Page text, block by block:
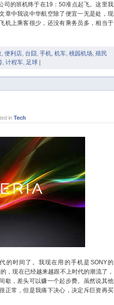
的班机终于在19：50准点起飞。这里我
章中我说中华航空除了便宜一无是处，现
机上乘客很少，还没有乘务员多，相当于
, 便利店, 台囧 , 手机, 机车, 桃园机场, 殖民
, 计程车, 足球
in Tech
时间了。我现在用的手机是SONY的
，现在已经越来越跟不上时代的潮流了，
歇，差头可以赚一个起步费。虽然说其他
正常，但是我痛下决心，决定斥巨资再买